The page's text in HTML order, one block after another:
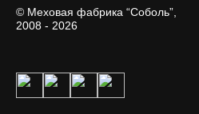
© Меховая фабрика “Соболь”,
2008 - 2026